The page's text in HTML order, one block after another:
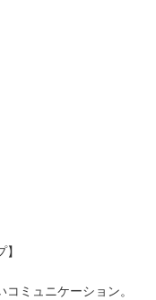
ミュニケーション。